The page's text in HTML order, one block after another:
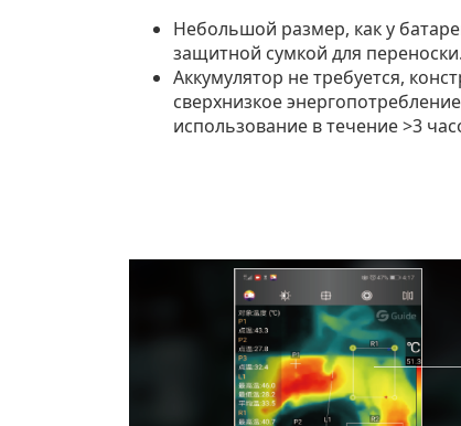
Небольшой размер, как у
защитной сумкой для переноски.
Аккумулятор не требуется,
сверхнизкое
использование в течение >3